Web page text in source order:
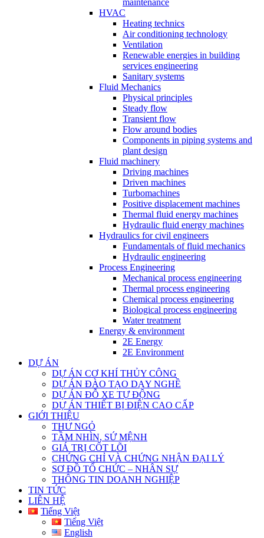
maintenance
HVAC
Heating technics
Air conditioning technology
Ventilation
Renewable energies in building
services engineering
Sanitary systems
Fluid Mechanics
Physical principles
Steady flow
Transient flow
Flow around bodies
Components in piping systems and
plant design
Fluid machinery
Driving machines
Driven machines
Turbomachines
Positive displacement machines
Thermal fluid energy machines
Hydraulic fluid energy machines
Hydraulics for civil engineers
Fundamentals of fluid mechanics
Hydraulic engineering
Process Engineering
Mechanical process engineering
Thermal process engineering
Chemical process engineering
Biological process engineering
Water treatment
Energy & environment
2E Energy
2E Environment
DỰ ÁN
DỰ ÁN CƠ KHÍ THỦY CÔNG
DỰ ÁN ĐÀO TẠO DẠY NGHỀ
DỰ ÁN ĐỖ XE TỰ ĐỘNG
DỰ ÁN THIẾT BỊ ĐIỆN CAO CẤP
GIỚI THIỆU
THƯ NGỎ
TẦM NHÌN, SỨ MỆNH
GIÁ TRỊ CỐT LÕI
CHỨNG CHỈ VÀ CHỨNG NHẬN ĐẠI LÝ
SƠ ĐỒ TỔ CHỨC – NHÂN SỰ
THÔNG TIN DOANH NGHIỆP
TIN TỨC
LIÊN HỆ
Tiếng Việt
Tiếng Việt
English